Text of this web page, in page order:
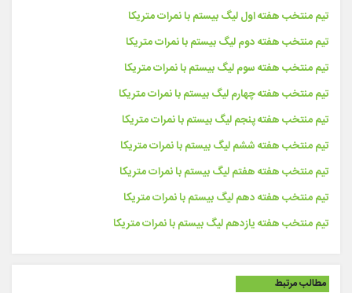
تیم منتخب هفته اول لیگ بیستمبا نمرات متریکا
تیم منتخب هفته دوم لیگ بیستمبا نمرات متریکا
تیم منتخب هفته سوم لیگ بیستم با نمرات متریکا
تیم منتخب هفته چهارم لیگ بیستم با نمرات متریکا
تیم منتخب هفته پنجم لیگ بیستم با نمرات متریکا
تیم منتخب هفته ششم لیگ بیستم با نمرات متریکا
تیم منتخب هفته هفتم لیگ بیستم با نمرات متریکا
تیم منتخب هفته دهم لیگ بیستم با نمرات متریکا
تیم منتخب هفته یازدهم لیگ بیستم با نمرات متریکا
مطالب مرتبط